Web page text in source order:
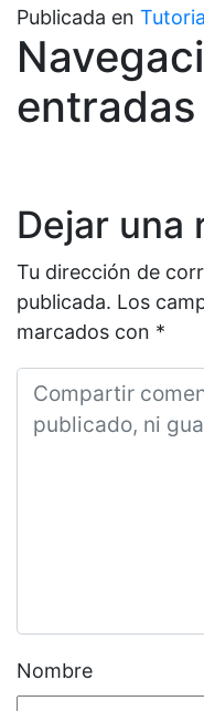
Publicada en
entradas
Dejar una
Tu dirección de
publicada. Los
marcados con *
Nombre